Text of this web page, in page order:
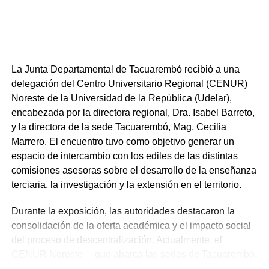
afirmó que todas estas herramientas dignifican el servicio,
ofreciendo atención de primera calidad.
De tacuarembo.gub.uy
NOTICIAS RELACIONADAS: IDT
TACUAREMBÓ
A CONTINUACIÓN
Hay más de 80.000 votantes habilitados en
NO SE PIERDA
Wilson Ezquerra dio explicaciones sobre compra
y venta de un campo para empresa brasileña
La Junta Departamental de Tacuarembó recibió a una
delegación del Centro Universitario Regional (CENUR)
Noreste de la Universidad de la República (Udelar),
encabezada por la directora regional, Dra. Isabel Barreto,
y la directora de la sede Tacuarembó, Mag. Cecilia
Marrero. El encuentro tuvo como objetivo generar un
espacio de intercambio con los ediles de las distintas
comisiones asesoras sobre el desarrollo de la enseñanza
terciaria, la investigación y la extensión en el territorio.
Durante la exposición, las autoridades destacaron la
consolidación de la oferta académica y el impacto social
del proceso de descentralización. Actualmente, el